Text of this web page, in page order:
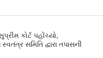
કોર્ટ પહોંચ્યો,
સમિતિ દ્વારા તપાસની